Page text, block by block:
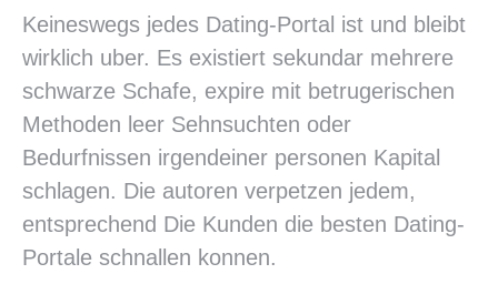
Keineswegs jedes Dating-Portal ist und bleibt
wirklich uber. Es existiert sekundar mehrere
schwarze Schafe, expire mit betrugerischen
Methoden leer Sehnsuchten oder
Bedurfnissen irgendeiner personen Kapital
schlagen. Die autoren verpetzen jedem,
entsprechend Die Kunden die besten Dating-
Portale schnallen konnen.